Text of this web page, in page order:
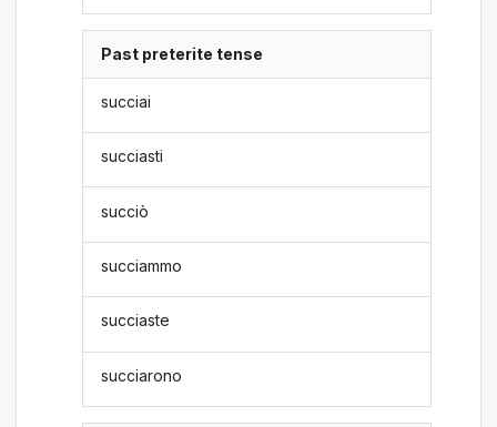
Past preterite tense
succiai
succiasti
succiò
succiammo
succiaste
succiarono